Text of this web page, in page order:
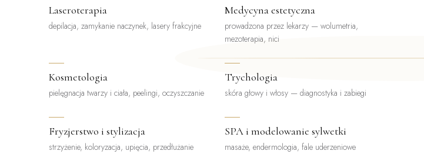
Laseroterapia
depilacja, zamykanie naczynek, lasery frakcyjne
Medycyna estetyczna
prowadzona przez lekarzy — wolumetria,
mezoterapia, nici
Kosmetologia
pielęgnacja twarzy i ciała, peelingi, oczyszczanie
Trychologia
skóra głowy i włosy — diagnostyka i zabiegi
Fryzjerstwo i stylizacja
strzyżenie, koloryzacja, upięcia, przedłużanie
SPA i modelowanie sylwetki
masaże, endermologia, fale uderzeniowe